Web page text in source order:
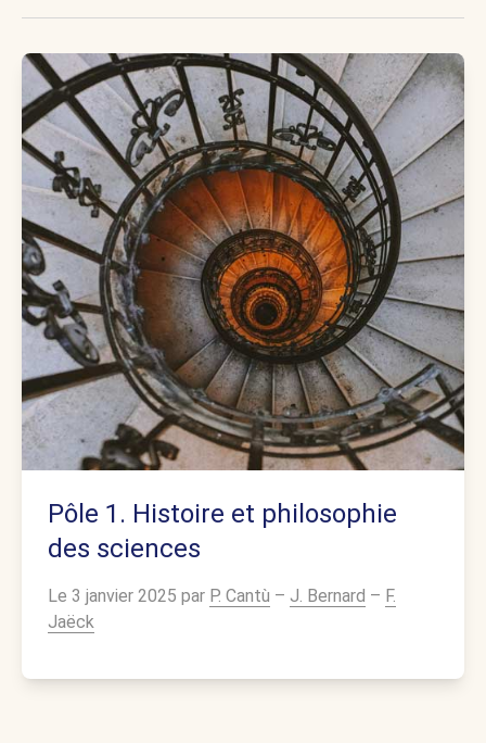
Pôle 1. Histoire et philosophie
des sciences
Le 3 janvier 2025 par P. Cantù – J. Bernard – F.
Jaëck